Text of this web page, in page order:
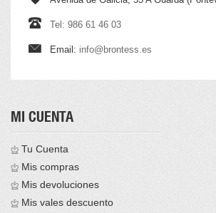
Tel: 986 61 46 03
Email: info@brontess.es
MI CUENTA
Tu Cuenta
Mis compras
Mis devoluciones
Mis vales descuento